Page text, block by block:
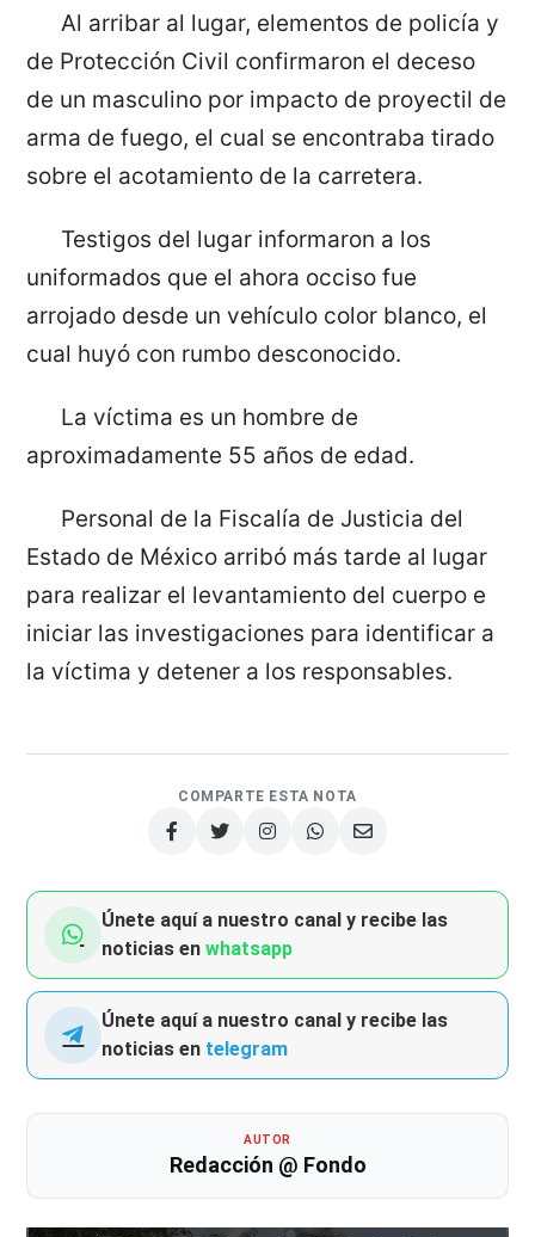
Al arribar al lugar, elementos de policía y
de Protección Civil confirmaron el deceso
de un masculino por impacto de proyectil de
arma de fuego, el cual se encontraba tirado
sobre el acotamiento de la carretera.
Testigos del lugar informaron a los
uniformados que el ahora occiso fue
arrojado desde un vehículo color blanco, el
cual huyó con rumbo desconocido.
La víctima es un hombre de
aproximadamente 55 años de edad.
Personal de la Fiscalía de Justicia del
Estado de México arribó más tarde al lugar
para realizar el levantamiento del cuerpo e
iniciar las investigaciones para identificar a
la víctima y detener a los responsables.
COMPARTE ESTA NOTA
Únete aquí a nuestro canal y recibe las
noticias enwhatsapp
Únete aquí a nuestro canal y recibe las
noticias en telegram
AUTOR
Redacción @ Fondo